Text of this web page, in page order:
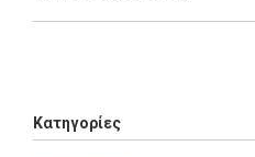
Κατηγορίες